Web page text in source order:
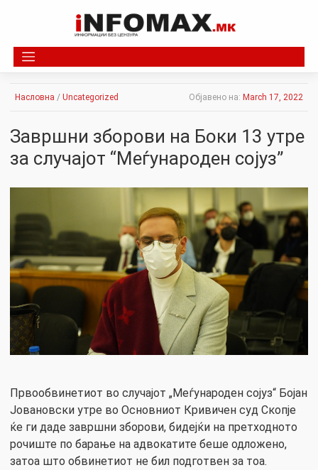
Насловна / Uncategorized Објавено на: March 17, 2022
Завршни зборови на Боки 13 утре
за случајот “Меѓународен сојуз”
Првообвинетиот во случајот „Меѓународен сојуз“ Бојан
Јовановски утре во Основниот Кривичен суд Скопје
ќе ги даде завршни зборови, бидејќи на претходното
рочиште по барање на адвокатите беше одложено,
затоа што обвинетиот не бил подготвен за тоа.